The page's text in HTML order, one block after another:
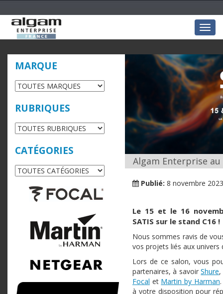
MARQUE
RUBRIQUES
CATÉGORIES
Algam Enterprise au
Publié: 8 novembre 2023
Le 15 et le 16
SATIS sur le stand C16 !
Nous sommes ravis de
vos projets liés aux univers
Lors de ce salon, vous
partenaires, à savoirShure,
Focal et Martin by Harman
à votre disposition pour